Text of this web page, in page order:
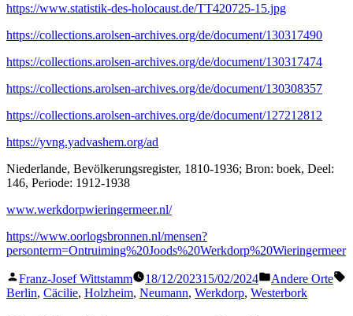
https://www.statistik-des-holocaust.de/TT420725-15.jpg
https://collections.arolsen-archives.org/de/document/130317490
https://collections.arolsen-archives.org/de/document/130317474
https://collections.arolsen-archives.org/de/document/130308357
https://collections.arolsen-archives.org/de/document/127212812
https://yvng.yadvashem.org/ad
Niederlande, Bevölkerungsregister, 1810-1936; Bron: boek, Deel:
146, Periode: 1912-1938
www.werkdorpwieringermeer.nl/
https://www.oorlogsbronnen.nl/mensen?
personterm=Ontruiming%20Joods%20Werkdorp%20Wieringermeer
Veröffentlicht
von
Franz-Josef Wittstamm 18/12/202315/02/2024
Veröffentlicht
in
Andere Orte
Berlin, Cäcilie, Holzheim, Neumann, Werkdorp, Westerbork